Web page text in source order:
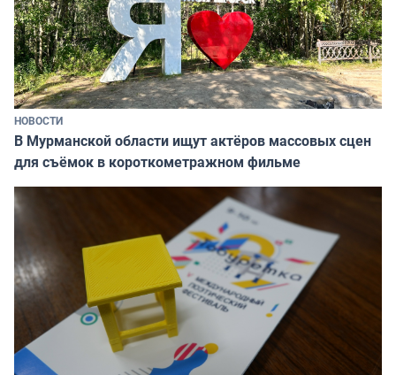
НОВОСТИ
В Мурманской области ищут актёров массовых сцен
для съёмок в короткометражном фильме